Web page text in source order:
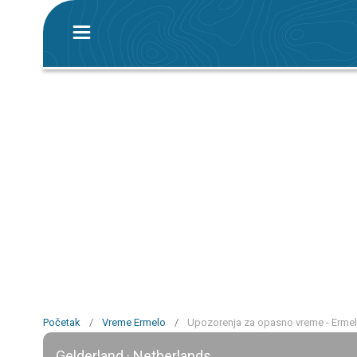
Početak / Vreme Ermelo / Upozorenja za opasno vreme -